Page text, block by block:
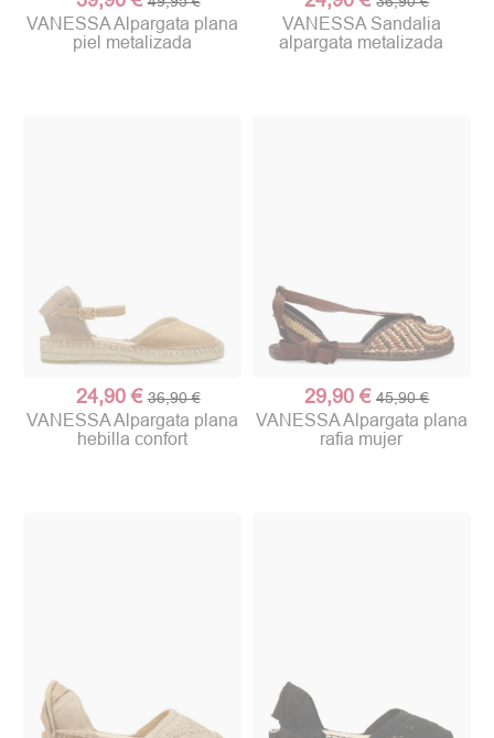
VANESSA Alpargata plana
piel metalizada
VANESSA Sandalia
alpargata metalizada
24,90 € 36,90 €
VANESSA Alpargata plana
hebilla confort
29,90 € 45,90 €
VANESSA Alpargata plana
rafia mujer